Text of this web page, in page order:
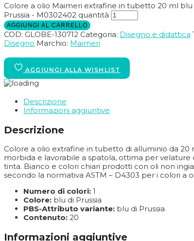
Colore a olio Maimeri extrafine in tubetto 20 ml blu
Prussia - M0302402 quantità
AGGIUNGI AL CARRELLO
COD: GLOBE-130712 Categoria: Disegno e didattica
Disegno Marchio: Maimeri
Descrizione
Informazioni aggiuntive
Descrizione
Colore a olio extrafine in tubetto di alluminio da
morbida e lavorabile a spatola, ottima per
tinta. Bianco e colori chiari prodotti con oli non
secondo la normativa ASTM – D4303 per i colori a
Numero di colori: 1
Colore: blu di Prussia
PBS-Attributo variante: blu di Prussia
Contenuto: 20
Informazioni aggiuntive